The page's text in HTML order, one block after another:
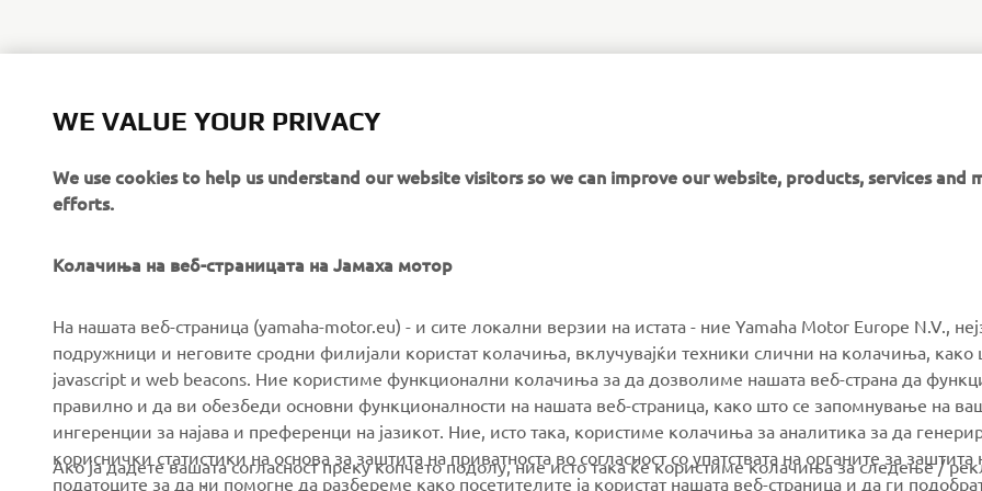
CORPORATE
About us
News
Events
FOR BUSINESS
eBike systems
Authorities & Police
Golfcourses
MORE YAMAHA
MyYamaha
Yamaha Racing
SUPPORT
Parts Catalogue
Book Maintenance
Dealer locator
WE VALUE YOUR PRIVACY
We use cookies to help us understand our website visitors so we can improve our website, products, services and
efforts.
Колачиња на веб-страницата на Јамаха мотор
На нашата веб-страница (yamaha-motor.eu) - и сите локални верзии на истата - ние Yamaha Motor Europe N.V.,
подружници и неговите сродни филијали користат колачиња, вклучувајќи техники слични на колачиња, како
javascript и web beacons. Ние користиме функционални колачиња за да дозволиме нашата веб-страна да
правилно и да ви обезбеди основни функционалности на нашата веб-страница, како што се запомнување на
ингеренции за најава и преференци на јазикот. Ние, исто така, користиме колачиња за аналитика за да
кориснички статистики на основа за заштита на приватноста во согласност со упатствата на органите за заштита
податоците за да ни помогне да разбереме како посетителите ја користат нашата веб-страница и да ги
Ако ја дадете вашата согласност преку копчето подолу, ние исто така ќе користиме колачиња за следење /